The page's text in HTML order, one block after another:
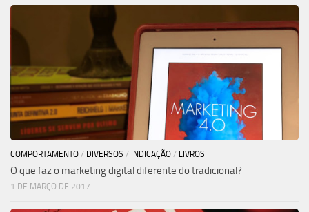
COMPORTAMENTO / DIVERSOS / INDICAÇÃO / LIVROS
O que faz o marketing digital diferente do tradicional?
1 DE MARÇO DE 2017